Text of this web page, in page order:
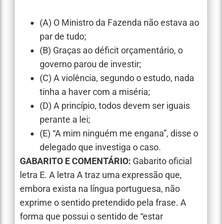
(A) O Ministro da Fazenda não estava ao
par de tudo;
(B) Graças ao déficit orçamentário, o
governo parou de investir;
(C) A violência, segundo o estudo, nada
tinha a haver com a miséria;
(D) A princípio, todos devem ser iguais
perante a lei;
(E) “A mim ninguém me engana”, disse o
delegado que investiga o caso.
GABARITO E COMENTÁRIO: Gabarito oficial
letra E. A letra A traz uma expressão que,
embora exista na língua portuguesa, não
exprime o sentido pretendido pela frase. A
forma que possui o sentido de “estar